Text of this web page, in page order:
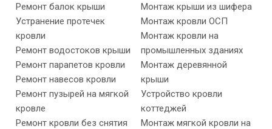
Ремонт балок крыши
Устранение протечек
кровли
Ремонт водостоков крыши
Ремонт парапетов кровли
Ремонт навесов кровли
Ремонт пузырей на мягкой
кровле
Ремонт кровли без снятия
Монтаж крыши из шифера
Монтаж кровли ОСП
Монтаж кровли на
промышленных зданиях
Монтаж деревянной
крыши
Устройство кровли
коттеджей
Монтаж мягкой кровли на